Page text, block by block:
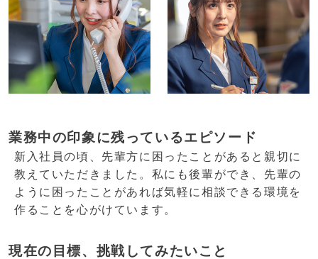
業務中の印象に残っているエピソード
新入社員の頃、先輩方に困ったことがあると親切に
教えていただきました。私にも後輩ができ、先輩の
ように困ったことがあれば気軽に相談できる環境を
作ることを心がけています。
現在の目標、挑戦してみたいこと